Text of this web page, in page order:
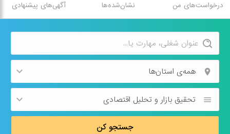
درخواست‌های من نشان‌شده‌ها آگهی‌های پیشنهادی
همه‌ی استان‌ها
تحقیق بازار و تحلیل اقتصادی
جستجو کن